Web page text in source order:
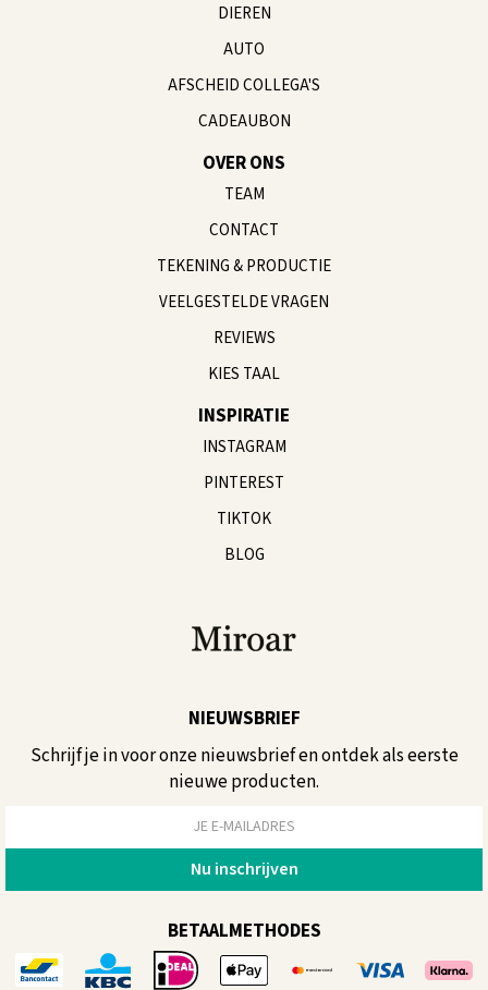
DIEREN
AUTO
AFSCHEID COLLEGA'S
CADEAUBON
OVER ONS
TEAM
CONTACT
TEKENING & PRODUCTIE
VEELGESTELDE VRAGEN
REVIEWS
KIES TAAL
INSPIRATIE
INSTAGRAM
PINTEREST
TIKTOK
BLOG
NIEUWSBRIEF
Schrijf je in voor onze nieuwsbrief en ontdek als eerste
nieuwe producten.
BETAALMETHODES